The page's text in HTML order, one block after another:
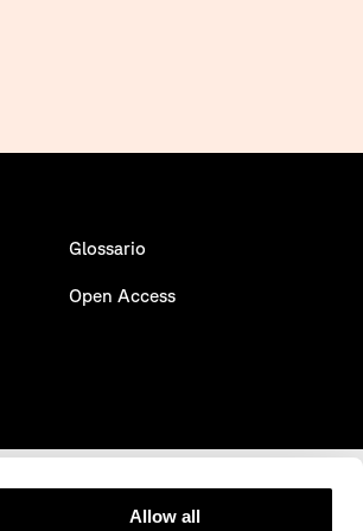
Allow all
Glossario
Open Access